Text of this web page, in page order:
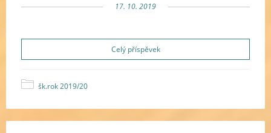
17. 10. 2019
Celý příspěvek
šk.rok 2019/20